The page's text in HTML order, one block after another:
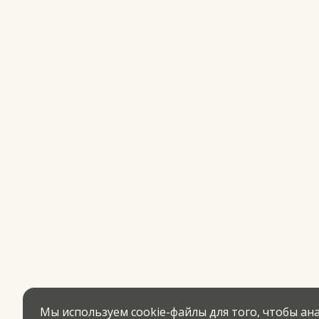
Мы используем cookie-файлы для того, чтобы